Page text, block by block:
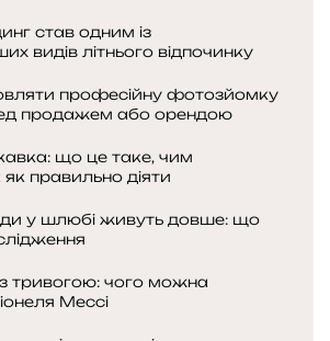
став одним із
видів літнього відпочинку
професійну фотозйомку
продажем або орендою
що це таке, чим
правильно діяти
у шлюбі живуть довше: що
тривогою: чого можна
Мессі